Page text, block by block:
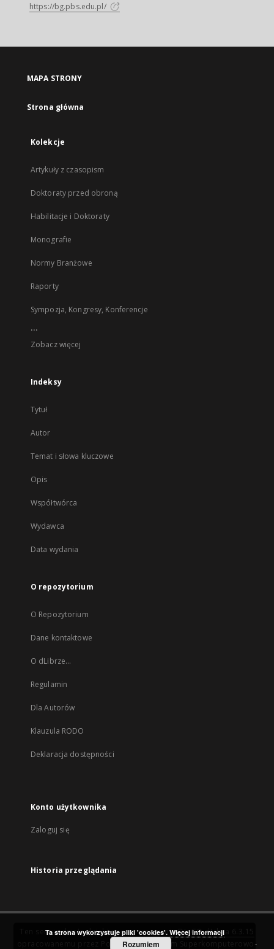
https://bg.pbs.edu.pl/
MAPA STRONY
Strona główna
Kolekcje
Artykuły z czasopism
Doktoraty przed obroną
Habilitacje i Doktoraty
Monografie
Normy Branżowe
Raporty
Sympozja, Kongresy, Konferencje
...
Zobacz więcej
Indeksy
Tytuł
Autor
Temat i słowa kluczowe
Opis
Współtwórca
Wydawca
Data wydania
O repozytorium
O Repozytorium
Dane kontaktowe
O dLibrze...
Regulamin
Dla Autorów
Klauzula RODO
Deklaracja dostępności
Konto użytkownika
Zaloguj się
Historia przeglądania
Ten serwis działa dzięki oprogramowaniuDInGO dLibra 6.3.15
Poznańskie Centrum Superkomputerowo-
Ta strona wykorzystuje pliki 'cookies'. Więcej informacji
Rozumiem